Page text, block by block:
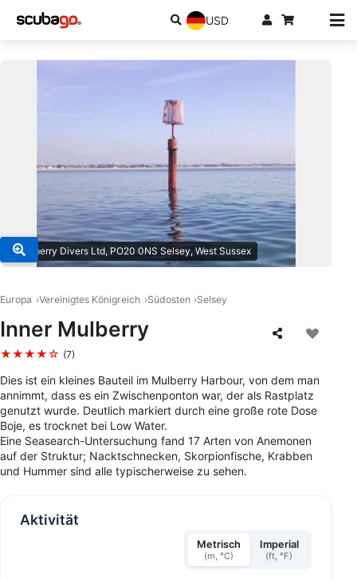
USD
© Mulberry Divers Ltd, PO20 0NS Selsey, West Sussex
Europa Vereinigtes Königreich Südosten Selsey
Inner Mulberry
★★★★☆ (7)
Dies ist ein kleines Bauteil im Mulberry Harbour, von dem man
annimmt, dass es ein Zwischenponton war, der als Rastplatz
genutzt wurde. Deutlich markiert durch eine große rote Dose
Boje, es trocknet bei Low Water.
Eine Seasearch-Untersuchung fand 17 Arten von Anemonen
auf der Struktur; Nacktschnecken, Skorpionfische, Krabben
und Hummer sind alle typischerweise zu sehen.
Aktivität
Metrisch
(m, °C)
Imperial
(ft, °F)